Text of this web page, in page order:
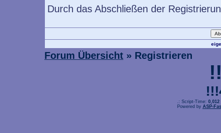
Durch das Abschließen der
Forum Übersicht » Registrieren
.: Script-Time: 0,012
Powered by ASP-